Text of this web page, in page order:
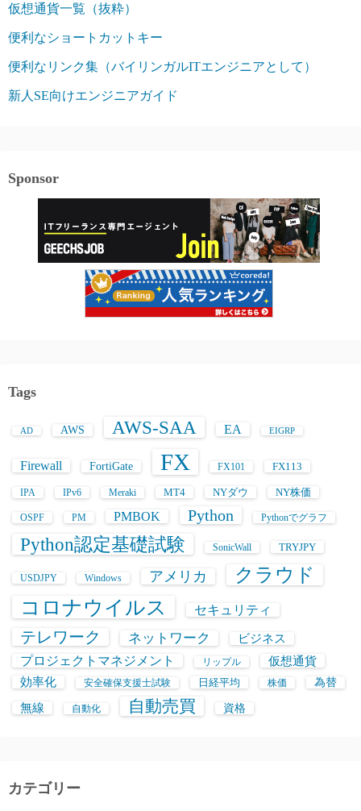
仮想通貨一覧（抜粋）
便利なショートカットキー
便利なリンク集（バイリンガルITエンジニアとして）
新人SE向けエンジニアガイド
Sponsor
Tags
AD AWS AWS-SAA EA EIGRP
Firewall FortiGate FX FX101 FX113
IPA IPv6 Meraki MT4 NYダウ NY株価
OSPF PM PMBOK Python Pythonでグラフ
Python認定基礎試験 SonicWall TRYJPY
USDJPY Windows アメリカ クラウド
コロナウイルス セキュリティ
テレワーク ネットワーク ビジネス
プロジェクトマネジメント リップル 仮想通貨
効率化 安全確保支援士試験 日経平均 株価 為替
無線 自動化 自動売買 資格
カテゴリー